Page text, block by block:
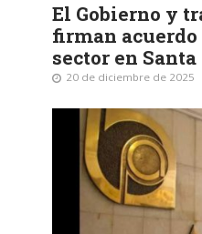
El Gobierno y
firman
sector en Santa
20 de diciembre de 2025